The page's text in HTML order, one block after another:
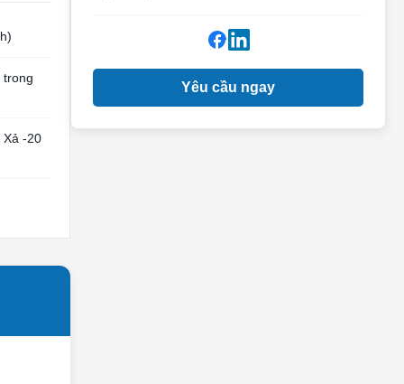
trong
Xả -20
Yêu cầu ngay